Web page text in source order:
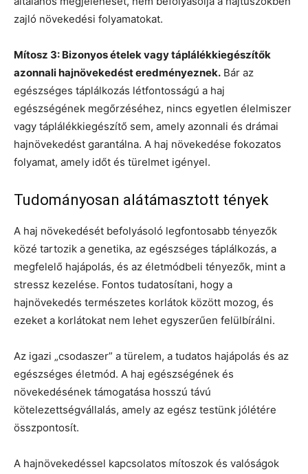
zajló növekedési folyamatokat.
Mítosz 3: Bizonyos ételek vagy táplálékkiegészítők
azonnali hajnövekedést eredményeznek. Bár az
egészséges táplálkozás létfontosságú a haj
egészségének megőrzéséhez, nincs egyetlen élelmiszer
vagy táplálékkiegészítő sem, amely azonnali és drámai
hajnövekedést garantálna. A haj növekedése fokozatos
folyamat, amely időt és türelmet igényel.
Tudományosan alátámasztott tények
A haj növekedését befolyásoló legfontosabb tényezők
közé tartozik a genetika, az egészséges táplálkozás, a
megfelelő hajápolás, és az életmódbeli tényezők, mint a
stressz kezelése. Fontos tudatosítani, hogy a
hajnövekedés természetes korlátok között mozog, és
ezeket a korlátokat nem lehet egyszerűen felülbírálni.
Az igazi „csodaszer” a türelem, a tudatos hajápolás és az
egészséges életmód. A haj egészségének és
növekedésének támogatása hosszú távú
kötelezettségvállalás, amely az egész testünk jólétére
összpontosít.
A hajnövekedéssel kapcsolatos mítoszok és valóságok